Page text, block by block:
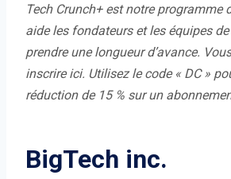
Tech Crunch+est notre programme
aide les fondateurs et les équipes
prendre une longueur d’avance.
inscrire ici. Utilisez le code « DC »
réduction de 15 % sur un
BigTech inc.